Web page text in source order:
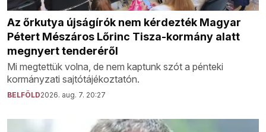
Az őrkutya újságírók nem kérdezték Magyar
Pétert Mészáros Lőrinc Tisza-kormány alatt
megnyert tenderéről
Mi megtettük volna, de nem kaptunk szót a pénteki
kormányzati sajtótájékoztatón.
BELFÖLD2026. aug. 7. 20:27